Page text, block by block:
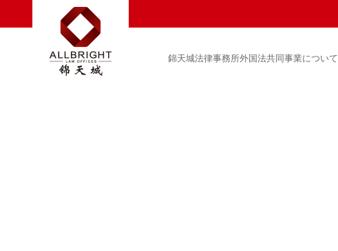
錦天城法律事務所外国法共同事業について